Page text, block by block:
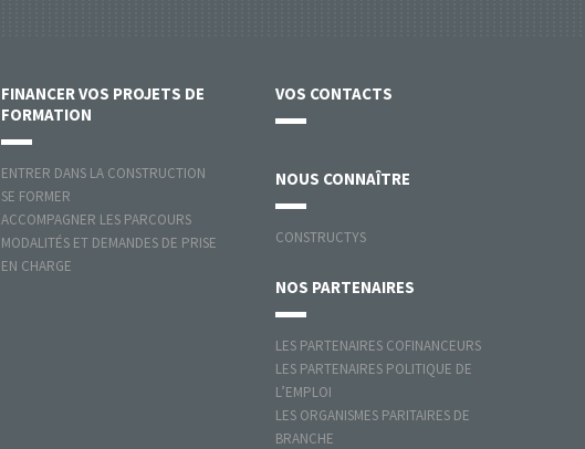
FINANCER VOS PROJETS DE
FORMATION
ENTRER DANS LA CONSTRUCTION
SE FORMER
ACCOMPAGNER LES PARCOURS
MODALITÉS ET DEMANDES DE PRISE
EN CHARGE
VOS CONTACTS
NOUS CONNAÎTRE
CONSTRUCTYS
NOS PARTENAIRES
LES PARTENAIRES COFINANCEURS
LES PARTENAIRES POLITIQUE DE
L’EMPLOI
LES ORGANISMES PARITAIRES DE
BRANCHE